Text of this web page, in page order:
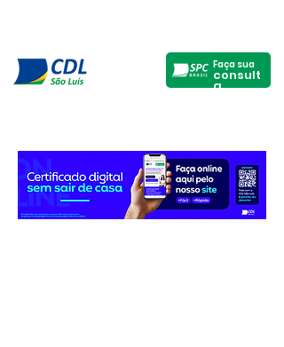
Faça sua
consult
a